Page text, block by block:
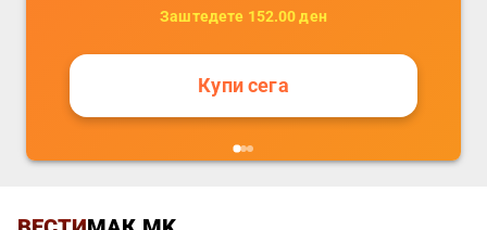
Заштедете 152.00 ден
Купи сега